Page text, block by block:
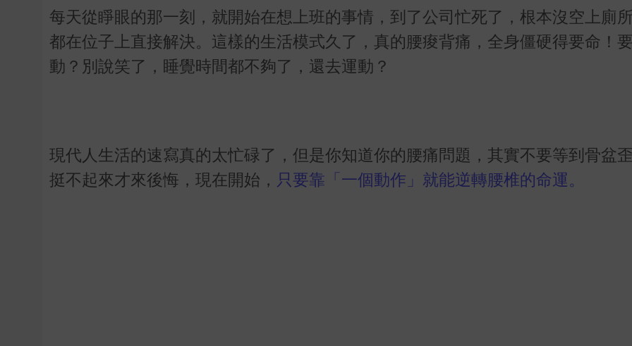
每天從睜眼的那一刻，就開始在想上班的事情，到了公司忙死了，根本沒空上廁
都在位子上直接解決。這樣的生活模式久了，真的腰痠背痛，全身僵硬得要命！
動？別說笑了，睡覺時間都不夠了，還去運動？
現代人生活的速寫真的太忙碌了，但是你知道你的腰痛問題，其實不要等到骨盆
挺不起來才來後悔，現在開始， 只要靠「一個動作」就能逆轉腰椎的命運。